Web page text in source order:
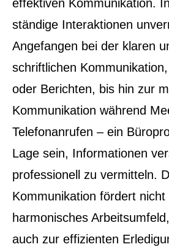
effektiven Kommunikation.
ständige Interaktionen
Angefangen bei der klaren
schriftlichen
oder Berichten, bis hin zur
Kommunikation während
Telefonanrufen – ein
Lage sein, Informationen
professionell zu vermitteln.
Kommunikation fördert nicht
harmonisches
auch zur effizienten